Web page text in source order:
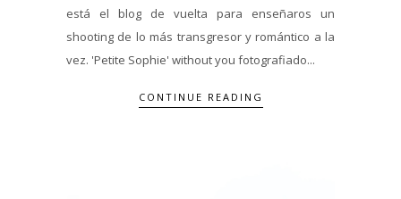
está el blog de vuelta para enseñaros un
shooting de lo más transgresor y romántico a la
vez. 'Petite Sophie' without you fotografiado...
CONTINUE READING